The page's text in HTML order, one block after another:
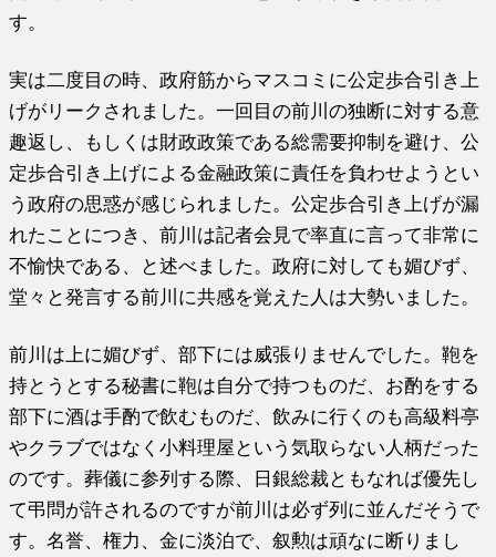
す。
実は二度目の時、政府筋からマスコミに公定歩合引き上
げがリークされました。一回目の前川の独断に対する意
趣返し、もしくは財政政策である総需要抑制を避け、公
定歩合引き上げによる金融政策に責任を負わせようとい
う政府の思惑が感じられました。公定歩合引き上げが漏
れたことにつき、前川は記者会見で率直に言って非常に
不愉快である、と述べました。政府に対しても媚びず、
堂々と発言する前川に共感を覚えた人は大勢いました。
前川は上に媚びず、部下には威張りませんでした。鞄を
持とうとする秘書に鞄は自分で持つものだ、お酌をする
部下に酒は手酌で飲むものだ、飲みに行くのも高級料亭
やクラブではなく小料理屋という気取らない人柄だった
のです。葬儀に参列する際、日銀総裁ともなれば優先し
て弔問が許されるのですが前川は必ず列に並んだそうで
す。名誉、権力、金に淡泊で、叙勲は頑なに断りまし